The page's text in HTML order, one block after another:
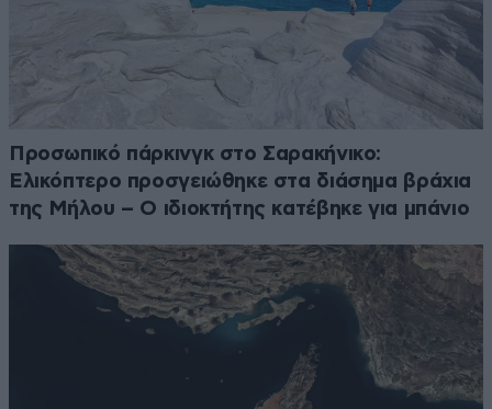
Προσωπικό πάρκινγκ στο Σαρακήνικο:
Ελικόπτερο προσγειώθηκε στα διάσημα βράχια
της Μήλου – Ο ιδιοκτήτης κατέβηκε για μπάνιο